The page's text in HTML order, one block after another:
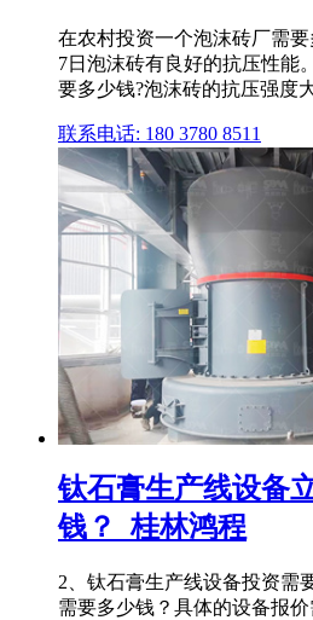
在农村投资一个泡沫砖厂需要
7日泡沫砖有良好的抗压性能
要多少钱?泡沫砖的抗压强度
联系电话: 180 3780 8511
钛石膏生产线设备
钱？_桂林鸿程
2、钛石膏生产线设备投资需
需要多少钱？具体的设备报